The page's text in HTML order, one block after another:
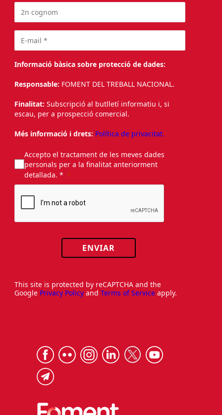
Informació bàsica sobre protecció de dades:
Responsable: FOMENT DEL TREBALL NACIONAL.
Finalitat: Subscripció al butlletí informatiu i, si
escau, per a prospecció comercial.
Més informació i drets: Política de privacitat.
Accepto el tractament de les meves dades
personals per a la finalitat anteriorment
detallada. *
ENVIAR
This site is protected by reCAPTCHA and the
Google Privacy Policy and Terms of Service apply.